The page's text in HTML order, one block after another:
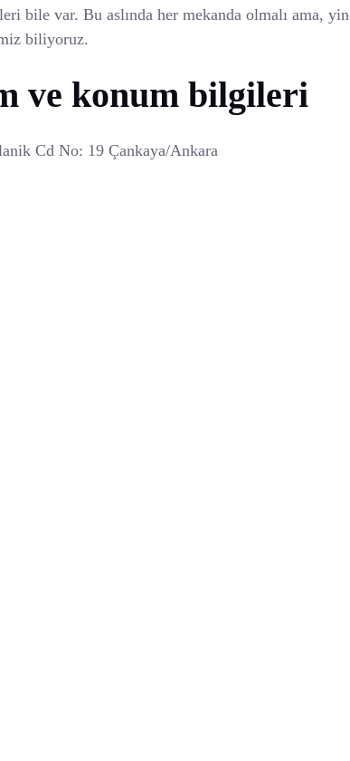
bile var. Bu aslında her mekanda olmalı ama,
biliyoruz.
ve konum bilgileri
Cd No: 19 Çankaya/Ankara